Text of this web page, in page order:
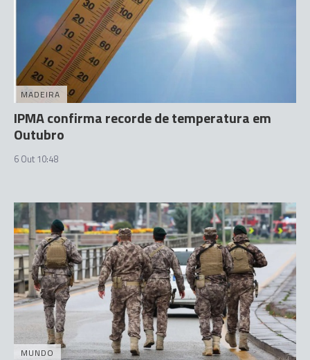
MADEIRA
IPMA confirma recorde de temperatura em
Outubro
6 Out 10:48
MUNDO